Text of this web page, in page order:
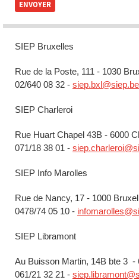
SIEP Bruxelles
Rue de la Poste, 111 - 1030
02/640 08 32 - siep.bxl@siep.be
SIEP Charleroi
Rue Huart Chapel 43B - 6000
071/18 38 01 -
SIEP Info Marolles
Rue de Nancy, 17 - 1000
0478/74 05 10 -
SIEP Libramont
Au Buisson Martin, 14B bte 3 -
061/21 32 21 -